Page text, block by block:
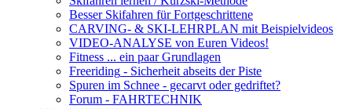
Besser Skifahren für Fortgeschrittene
CARVING- & SKI-LEHRPLAN mit Beispielvideos
VIDEO-ANALYSE von Euren Videos!
Fitness ... ein paar Grundlagen
Freeriding - Sicherheit abseits der Piste
Spuren im Schnee - gecarvt oder gedriftet?
Forum - FAHRTECHNIK